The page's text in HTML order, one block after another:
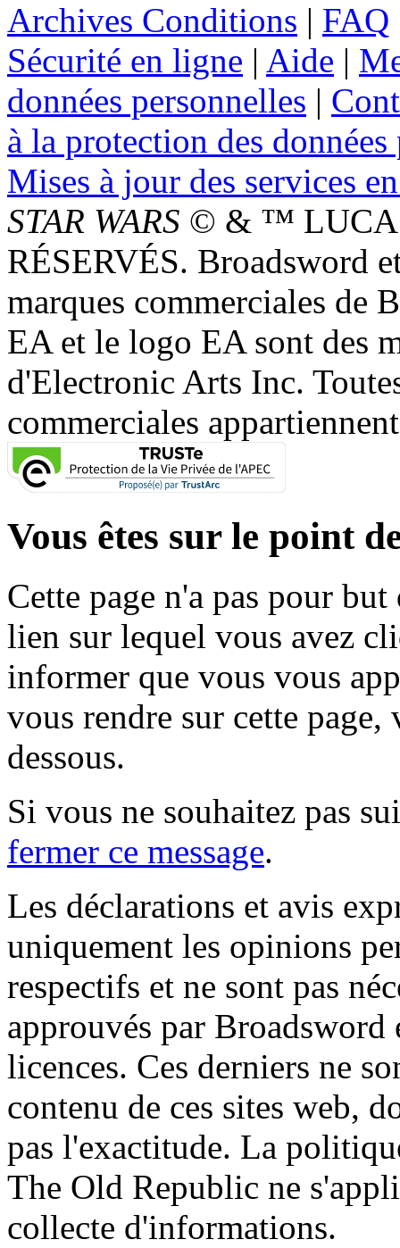
Archives Conditions | FAQ
Sécurité en ligne | Aide |
données personnelles |
à la protection des
Mises à jour des services
STAR WARS © & ™
RÉSERVÉS. Broadsword
marques commerciales de
EA et le logo EA sont des
d'Electronic Arts Inc.
commerciales
Vous êtes sur le point
Cette page n'a pas pour
lien sur lequel vous avez
informer que vous vous
vous rendre sur cette
dessous.
Si vous ne souhaitez pas
fermer ce message.
Les déclarations et avis
uniquement les opinions
respectifs et ne sont pas
approuvés par
licences. Ces derniers ne
contenu de ces sites web,
pas l'exactitude. La
The Old Republic ne
collecte d'informations.